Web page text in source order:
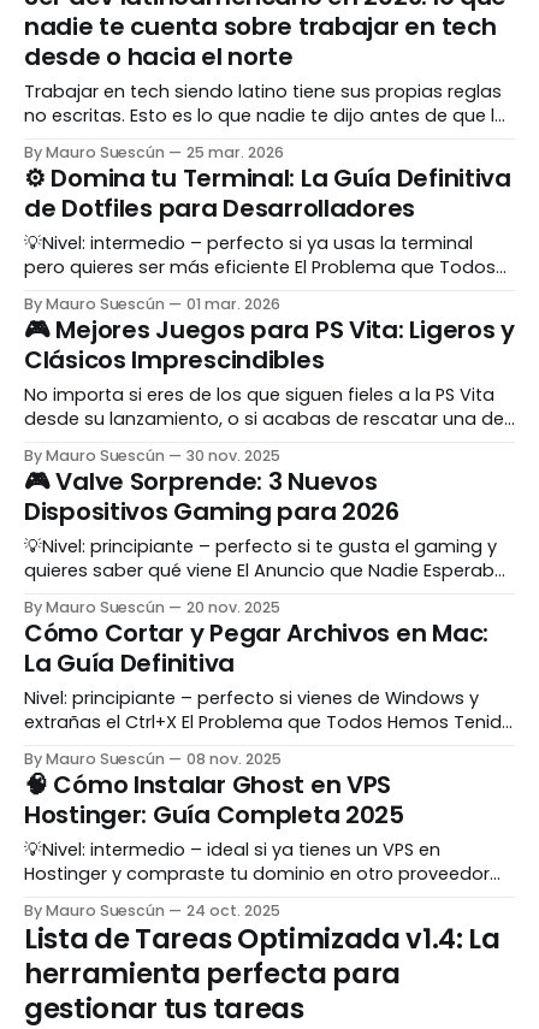
nadie te cuenta sobre trabajar en tech
desde o hacia el norte
Trabajar en tech siendo latino tiene sus propias reglas
no escritas. Esto es lo que nadie te dijo antes de que lo
descubrieras solo.
By Mauro Suescún 25 mar. 2026
⚙️ Domina tu Terminal: La Guía Definitiva
de Dotfiles para Desarrolladores
💡Nivel: intermedio – perfecto si ya usas la terminal
pero quieres ser más eficiente El Problema que Todos
configurando una nueva laptop solo para que el
terminal se vea y se comporte como a ti te gusta? Te
levantas emocionado con tu MacBook
By Mauro Suescún 01 mar. 2026
🎮 Mejores Juegos para PS Vita: Ligeros y
Clásicos Imprescindibles
No importa si eres de los que siguen fieles a la PS Vita
desde su lanzamiento, o si acabas de rescatar una de
un cajón: esta consola tiene algo especial. Entre su
pantalla OLED, su catálogo híbrido entre indies y
clásicos modernos, y la comodidad de llevarla a todas
partes,
By Mauro Suescún 30 nov. 2025
🎮 Valve Sorprende: 3 Nuevos
Dispositivos Gaming para 2026
💡Nivel: principiante – perfecto si te gusta el gaming y
quieres saber qué viene El Anuncio que Nadie Esperaba
Valve acaba de soltar la bomba: tres nuevos
dispositivos que llegarán a principios de 2026. Y no son
cualquier cosa... son el siguiente paso después del
By Mauro Suescún 20 nov. 2025
Cómo Cortar y Pegar Archivos en Mac:
La Guía Definitiva
Nivel: principiante – perfecto si vienes de Windows y
extrañas el Ctrl+X El Problema que Todos Hemos Tenido
Si vienes de Windows, probablemente has intentado
hacer Cmd+X para cortar un archivo en Mac... y nada
pasó. Frustrante, ¿verdad? La verdad es que Mac SÍ
permite cortar y pegar archivos,
By Mauro Suescún 08 nov. 2025
🧠 Cómo Instalar Ghost en VPS
Hostinger: Guía Completa 2025
💡Nivel: intermedio – ideal si ya tienes un VPS en
Hostinger y compraste tu dominio en otro proveedor
(Namecheap, GoDaddy, Google Domains, etc.) 🚀
Introducción Si alguna vez has instalado Ghost en un
servidor VPS (por ejemplo en Hostinger), sabrás que lo
más importante para tener tu blog en línea con HTTPS
By Mauro Suescún 24 oct. 2025
Lista de Tareas Optimizada v1.4: La
herramienta perfecta para
gestionar tus tareas